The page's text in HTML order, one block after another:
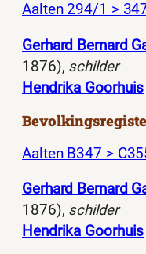
Aalten 294/1 >
Gerhard Bernard
1876), schilder
Hendrika Goorhuis
Aalten B347 >
Gerhard Bernard
1876), schilder
Hendrika Goorhuis